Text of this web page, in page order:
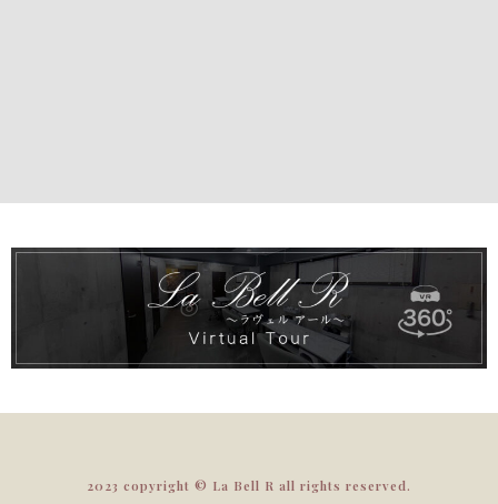
2023 copyright © La Bell R all rights reserved.